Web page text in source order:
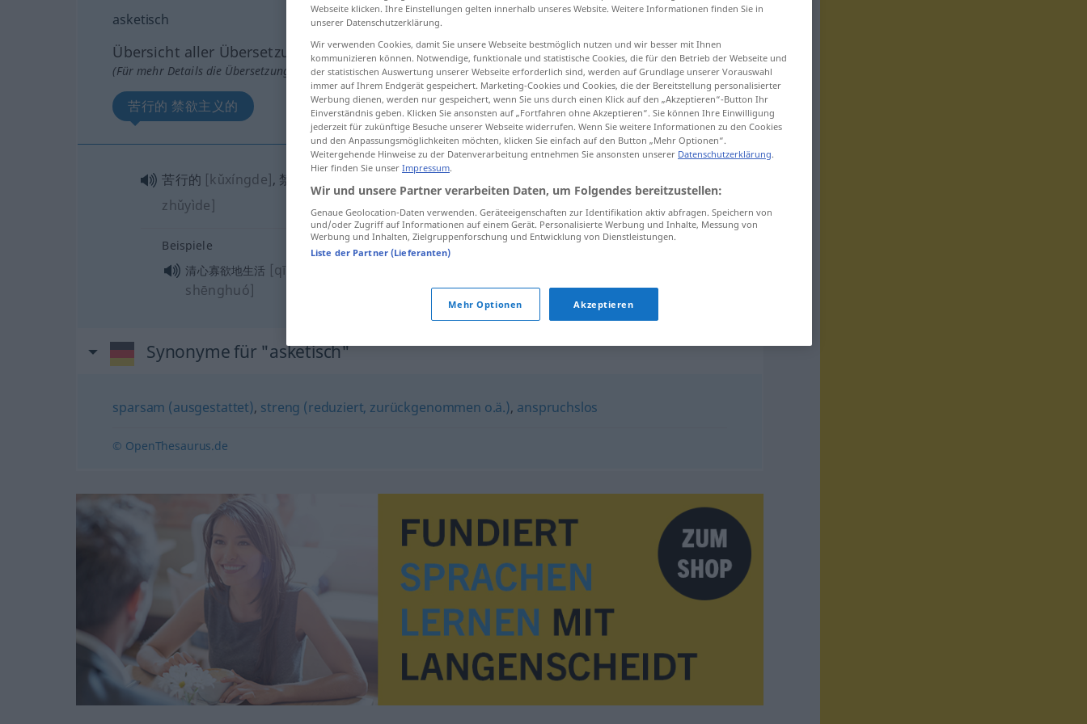
asketisch
Übersicht aller Übersetzungen
(Für mehr Details die Übersetzung anklicken/antippen)
苦行的 禁欲主义的
苦行的 [kǔxíngde], 禁欲主义的
zhǔyìde]
Beispiele
清心寡欲地生活 [qīngxīn guǎyùde
shēnghuó]
Synonyme für "asketisch"
sparsam (ausgestattet), streng (reduziert, zurückgenommen o.ä.), anspruchslos
© OpenThesaurus.de
Webseite klicken. Ihre Einstellungen gelten innerhalb unseres Website. Weitere Informationen finden Sie in
unserer Datenschutzerklärung.
Wir verwenden Cookies, damit Sie unsere Webseite bestmöglich nutzen und wir besser mit Ihnen
kommunizieren können. Notwendige, funktionale und statistische Cookies, die für den Betrieb der Webseite und
der statistischen Auswertung unserer Webseite erforderlich sind, werden auf Grundlage unserer Vorauswahl
immer auf Ihrem Endgerät gespeichert. Marketing-Cookies und Cookies, die der Bereitstellung personalisierter
Werbung dienen, werden nur gespeichert, wenn Sie uns durch einen Klick auf den „Akzeptieren“-Button Ihr
Einverständnis geben. Klicken Sie ansonsten auf „Fortfahren ohne Akzeptieren“. Sie können Ihre Einwilligung
jederzeit für zukünftige Besuche unserer Webseite widerrufen. Wenn Sie weitere Informationen zu den Cookies
und den Anpassungsmöglichkeiten möchten, klicken Sie einfach auf den Button „Mehr Optionen“.
Weitergehende Hinweise zu der Datenverarbeitung entnehmen Sie ansonsten unserer Datenschutzerklärung.
Hier finden Sie unser Impressum.
Wir und unsere Partner verarbeiten Daten, um Folgendes bereitzustellen:
Genaue Geolocation-Daten verwenden. Geräteeigenschaften zur Identifikation aktiv abfragen. Speichern von
und/oder Zugriff auf Informationen auf einem Gerät. Personalisierte Werbung und Inhalte, Messung von
Werbung und Inhalten, Zielgruppenforschung und Entwicklung von Dienstleistungen.
Liste der Partner (Lieferanten)
Mehr Optionen Akzeptieren